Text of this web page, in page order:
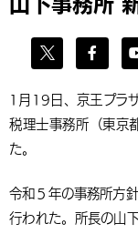
1月19日、京王プラ
税理士事務所（東京
た。
令和５年の事務所方
行われた。所長の山